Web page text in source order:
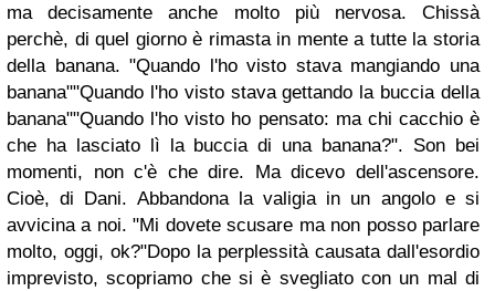
ma decisamente anche molto più nervosa. Chissà
perchè, di quel giorno è rimasta in mente a tutte la storia
della banana."Quando l'ho visto stava mangiando una
banana""Quando l'ho visto stava gettando la buccia della
banana""Quando l'ho visto ho pensato: ma chi cacchio è
che ha lasciato lì la buccia di una banana?". Son bei
momenti, non c'è che dire. Ma dicevo dell'ascensore.
Cioè, di Dani. Abbandona la valigia in un angolo e si
avvicina a noi."Mi dovete scusare ma non posso parlare
molto, oggi, ok?"Dopo la perplessità causata dall'esordio
imprevisto, scopriamo che si è svegliato con un mal di